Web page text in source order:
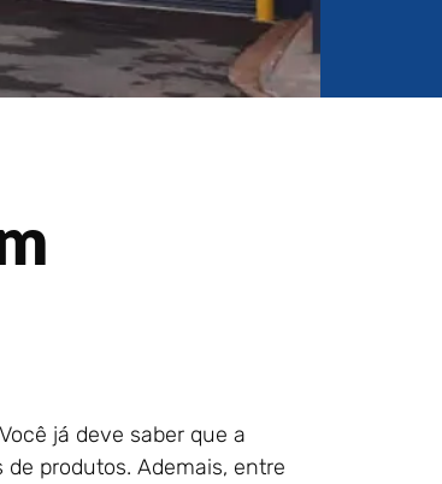
já deve saber que a
produtos. Ademais, entre